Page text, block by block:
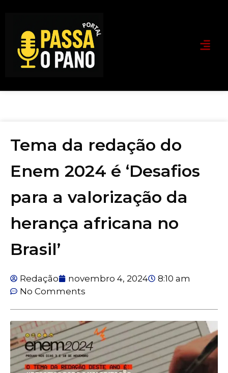
Tema da redação do
Enem 2024 é ‘Desafios
para a valorização da
herança africana no
Brasil’
Redação novembro 4, 2024
8:10 am
No Comments